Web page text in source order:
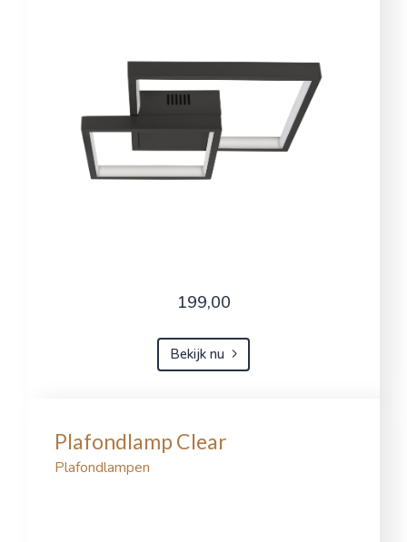
199,00
Bekijk nu
Plafondlamp Clear
Plafondlampen